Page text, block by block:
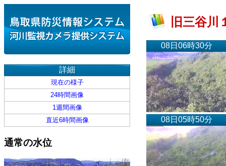
詳細
現在の様子
24時間画像
1週間画像
直近6時間画像
通常の水位
旧三谷
08日06時30分
08日05時50分